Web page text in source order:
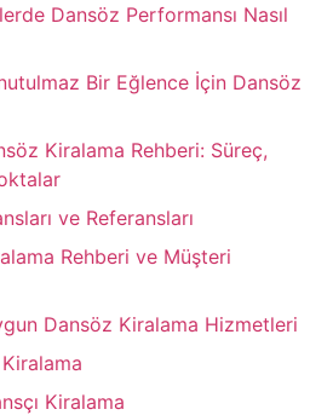
Dansöz Performansı Nasıl
Bir Eğlence İçin Dansöz
Kiralama Rehberi: Süreç,
ve Referansları
Rehberi ve Müşteri
Dansöz Kiralama Hizmetleri
Kiralama